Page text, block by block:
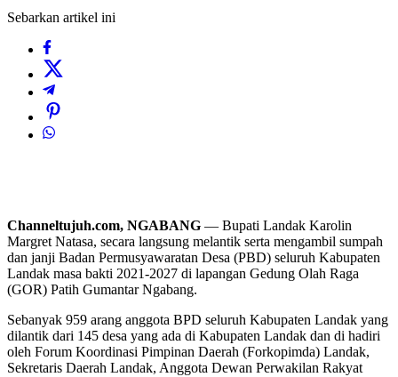
Sebarkan artikel ini
Channeltujuh.com, NGABANG — Bupati Landak Karolin
Margret Natasa, secara langsung melantik serta mengambil sumpah
dan janji Badan Permusyawaratan Desa (PBD) seluruh Kabupaten
Landak masa bakti 2021-2027 di lapangan Gedung Olah Raga
(GOR) Patih Gumantar Ngabang.
Sebanyak 959 arang anggota BPD seluruh Kabupaten Landak yang
dilantik dari 145 desa yang ada di Kabupaten Landak dan di hadiri
oleh Forum Koordinasi Pimpinan Daerah (Forkopimda) Landak,
Sekretaris Daerah Landak, Anggota Dewan Perwakilan Rakyat